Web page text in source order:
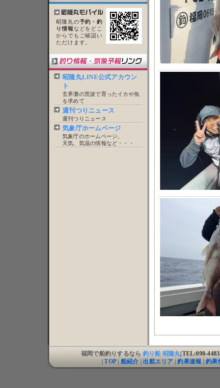
昭隆丸の予約・釣
り情報などをどこ
からでもご確認い
ただけます。
昭隆丸LINE公式アカウン
ト
玄界灘の荒波で育ったイカや魚
を求めて
週刊つりニュース
週刊つりニュース
気象庁ホームページ
気象庁のホームページ。
天気、気温の情報など・・・
福岡で船釣りするなら 釣り船 昭隆丸|TEL:090-
|TOP 船紹介 |出航エリア |釣果速報 |釣果